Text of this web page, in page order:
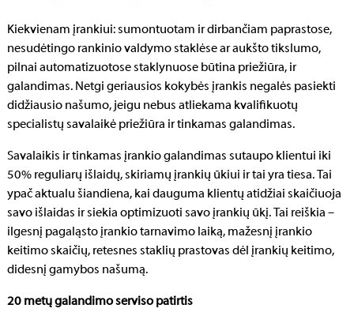
Kiekvienam įrankiui: sumontuotam ir dirbančiam paprastose,
nesudėtingo rankinio valdymo staklėse ar aukšto tikslumo,
pilnai automatizuotose staklynuose būtina priežiūra, ir
galandimas. Netgi geriausios kokybės įrankis negalės pasiekti
didžiausio našumo, jeigu nebus atliekama kvalifikuotų
specialistų savalaikė priežiūra ir tinkamas galandimas.
Savalaikis ir tinkamas įrankio galandimas sutaupo klientui iki
50% reguliarų išlaidų, skiriamų įrankių ūkiui ir tai yra tiesa. Tai
ypač aktualu šiandiena, kai dauguma klientų atidžiai skaičiuoja
savo išlaidas ir siekia optimizuoti savo įrankių ūkį. Tai reiškia –
ilgesnį pagaląsto įrankio tarnavimo laiką, mažesnį įrankio
keitimo skaičių, retesnes staklių prastovas dėl įrankių keitimo,
didesnį gamybos našumą.
20 metų galandimo serviso patirtis